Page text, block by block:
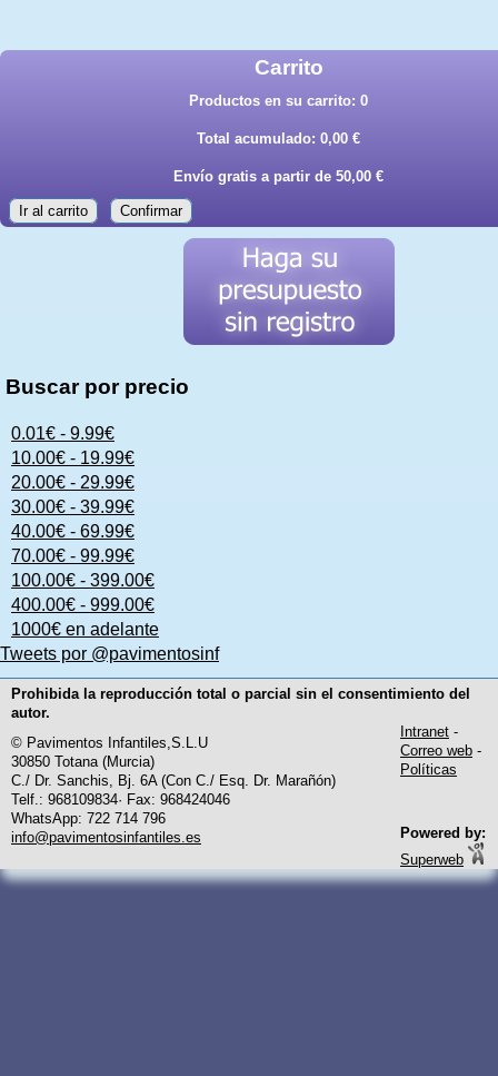
Carrito
Productos en su carrito: 0
Total acumulado: 0,00 €
Envío gratis a partir de 50,00 €
Ir al carrito Confirmar
Buscar por precio
0.01€ - 9.99€
10.00€ - 19.99€
20.00€ - 29.99€
30.00€ - 39.99€
40.00€ - 69.99€
70.00€ - 99.99€
100.00€ - 399.00€
400.00€ - 999.00€
1000€ en adelante
Tweets por @pavimentosinf
Prohibida la reproducción total o parcial sin el consentimiento del
autor.
© Pavimentos Infantiles,S.L.U
30850 Totana (Murcia)
C./ Dr. Sanchis, Bj. 6A (Con C./ Esq. Dr. Marañón)
Telf.: 968109834· Fax: 968424046
WhatsApp: 722 714 796
info@pavimentosinfantiles.es
Intranet -
Correo web -
Políticas
Powered by:
Superweb